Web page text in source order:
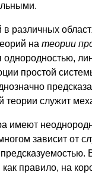
различных
на теории
однородностью,
простой
теории служит
имеют
зависит от
правило, на